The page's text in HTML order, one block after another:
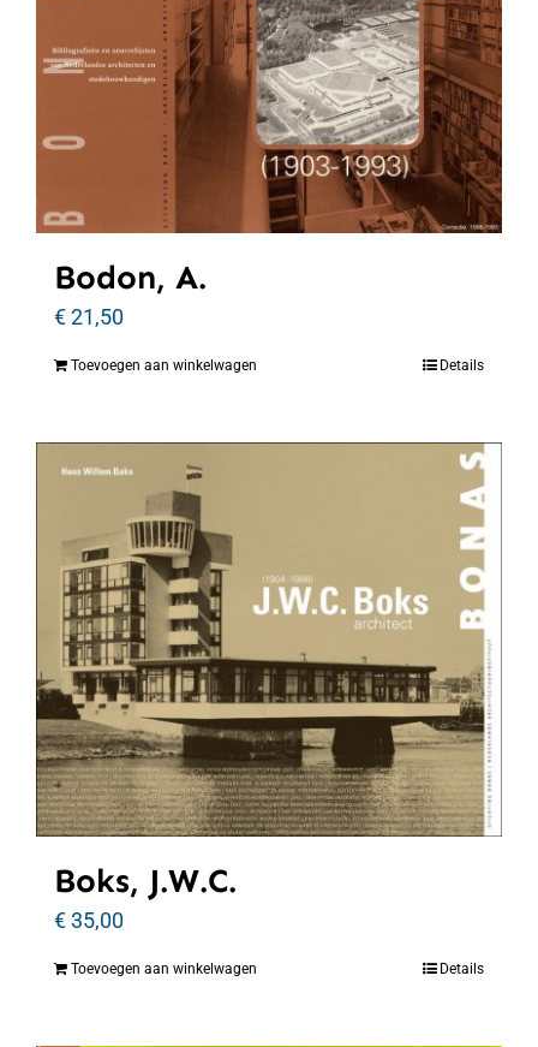
Bodon, A.
€21,50
Toevoegen aan winkelwagen Details
Boks, J.W.C.
€35,00
Toevoegen aan winkelwagen Details